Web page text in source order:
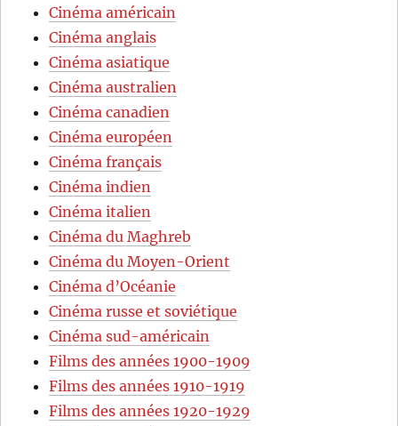
Cinéma américain
Cinéma anglais
Cinéma asiatique
Cinéma australien
Cinéma canadien
Cinéma européen
Cinéma français
Cinéma indien
Cinéma italien
Cinéma du Maghreb
Cinéma du Moyen-Orient
Cinéma d’Océanie
Cinéma russe et soviétique
Cinéma sud-américain
Films des années 1900-1909
Films des années 1910-1919
Films des années 1920-1929